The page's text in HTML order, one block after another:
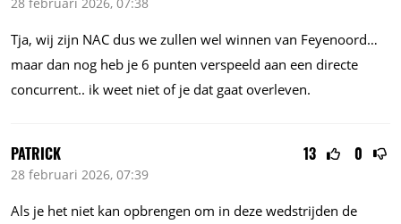
Tja, wij zijn NAC dus we zullen wel winnen van Feyenoord…
maar dan nog heb je 6 punten verspeeld aan een directe
concurrent.. ik weet niet of je dat gaat overleven.
13 0
PATRICK
28 februari 2026, 07:39
Als je het niet kan opbrengen om in deze wedstrijden de